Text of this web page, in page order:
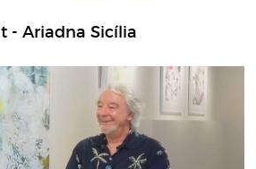
- Ariadna Sicília